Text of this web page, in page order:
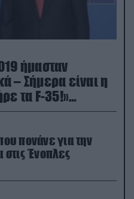
ήμασταν
– Σήμερα είναι η
τα F-35!»
πονάνε για την
στις Ένοπλες